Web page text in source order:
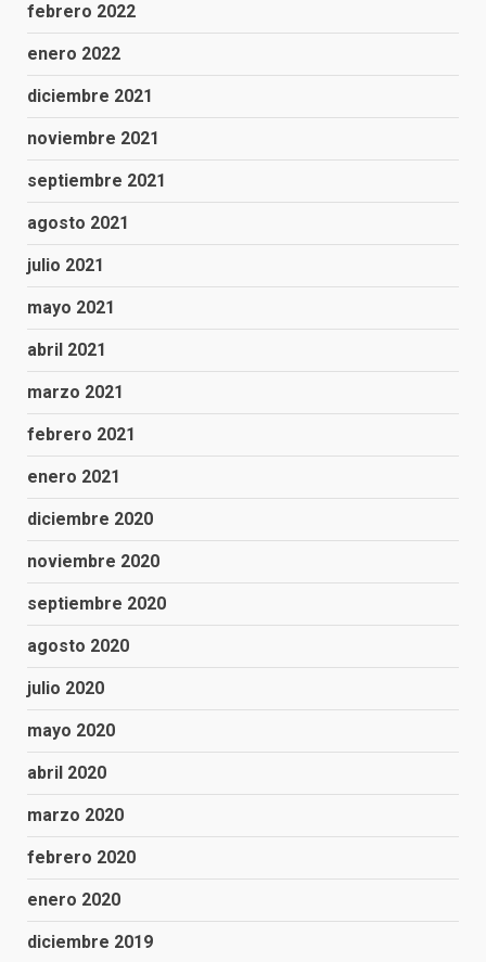
febrero 2022
enero 2022
diciembre 2021
noviembre 2021
septiembre 2021
agosto 2021
julio 2021
mayo 2021
abril 2021
marzo 2021
febrero 2021
enero 2021
diciembre 2020
noviembre 2020
septiembre 2020
agosto 2020
julio 2020
mayo 2020
abril 2020
marzo 2020
febrero 2020
enero 2020
diciembre 2019